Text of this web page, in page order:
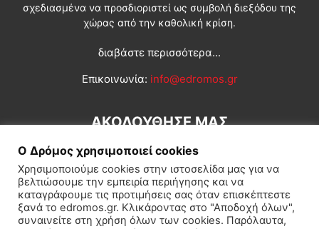
σχεδιασμένα να προσδιοριστεί ως συμβολή διεξόδου της
χώρας από την καθολική κρίση.
διαβάστε περισσότερα...
Επικοινωνία: info@edromos.gr
ΑΚΟΛΟΥΘΗΣΕ ΜΑΣ
Εγγραφή συνδρομητή Πολιτική Διεθνή Κοινωνία
Ο Δρόμος χρησιμοποιεί cookies
Χρησιμοποιούμε cookies στην ιστοσελίδα μας για να
βελτιώσουμε την εμπειρία περιήγησης και να
καταγράφουμε τις προτιμήσεις σας όταν επισκέπτεστε
ξανά το edromos.gr. Κλικάροντας στο "Αποδοχή όλων",
συναινείτε στη χρήση όλων των cookies. Παρόλαυτα,